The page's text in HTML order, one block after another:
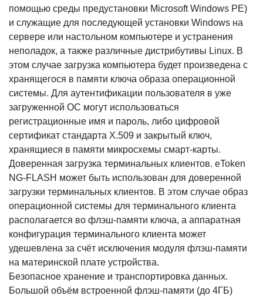
помощью среды предустановки Microsoft Windows PE)
и служащие для последующей установки Windows на
сервере или настольном компьютере и устранения
неполадок, а также различные дистрибутивы Linux. В
этом случае загрузка компьютера будет произведена с
хранящегося в памяти ключа образа операционной
системы. Для аутентификации пользователя в уже
загруженной ОС могут использоваться
регистрационные имя и пароль, либо цифровой
сертификат стандарта Х.509 и закрытый ключ,
хранящиеся в памяти микросхемы смарт-карты.
Доверенная загрузка терминальных клиентов. eToken
NG-FLASH может быть использован для доверенной
загрузки терминальных клиентов. В этом случае образ
операционной системы для терминального клиента
располагается во флэш-памяти ключа, а аппаратная
конфигурация терминального клиента может
удешевлена за счёт исключения модуля флэш-памяти
на материнской плате устройства.
Безопасное хранение и транспортировка данных.
Большой объём встроенной флэш-памяти (до 4ГБ)